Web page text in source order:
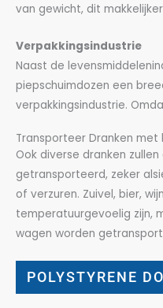
van gewicht, dit
Verpakkingsindustrie
Naast de
piepschuimdozen een
verpakkingsindustrie.
Transporteer Dranken met
Ook diverse dranken
getransporteerd, zeker
of verzuren. Zuivel, bier,
temperatuurgevoelig zijn,
wagen worden
POLYSTYRENE